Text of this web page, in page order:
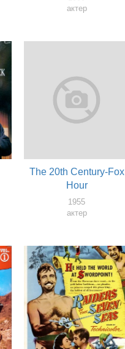
актер
The 20th Century-Fox
Hour
1955
актер